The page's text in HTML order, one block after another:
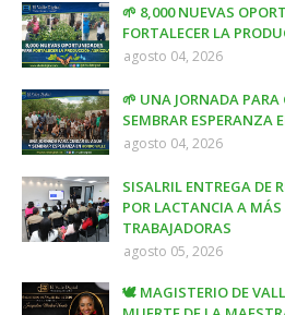
🌱 8,000 NUEVAS
FORTALECER LA
agosto 04, 2026
🌱 UNA JORNADA PARA
SEMBRAR ESPERANZA
agosto 04, 2026
SISALRIL ENTREGA DE
POR LACTANCIA A
TRABAJADORAS
agosto 05, 2026
🕊️ MAGISTERIO DE